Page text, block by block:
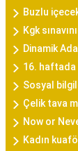
Buzlu
Kgk
Dinamik
16. haftada
Sosyal
Çelik tava
Now or
Kadın